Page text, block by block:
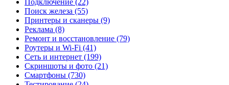
Подключение (22)
Поиск железа (55)
Принтеры и сканеры (9)
Реклама (8)
Ремонт и восстановление (79)
Роутеры и Wi-Fi (41)
Сеть и интернет (199)
Скриншоты и фото (21)
Смартфоны (730)